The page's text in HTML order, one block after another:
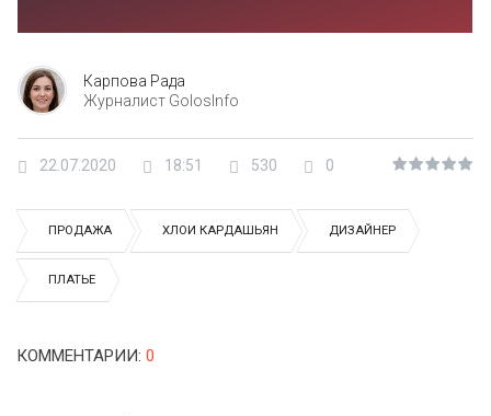
Карпова Рада
Журналист GolosInfo
22.07.2020 18:51 530 0
ПРОДАЖА ХЛОИ КАРДАШЬЯН ДИЗАЙНЕР
ПЛАТЬЕ
КОММЕНТАРИИ: 0